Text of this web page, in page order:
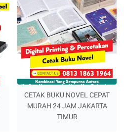
CETAK BUKU NOVEL CEPAT
MURAH 24 JAM JAKARTA
TIMUR